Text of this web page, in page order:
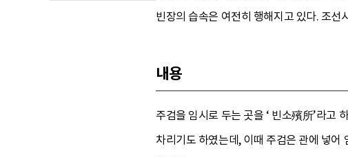
빈장의 습속은 여전히 행해지고 있다. 조
내용
주검을 임시로 두는 곳을 ‘ 빈소殯所’라고
차리기도 하였는데, 이때 주검은 관에 넣어